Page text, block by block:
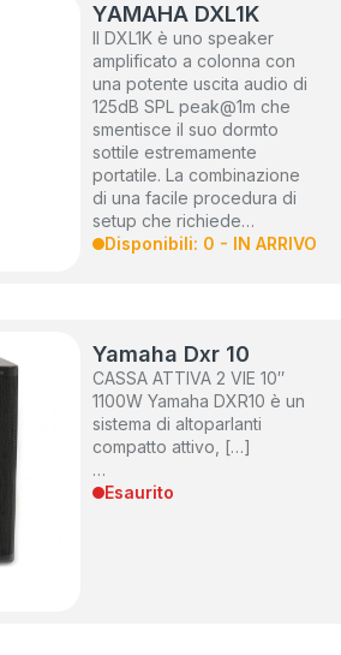
YAMAHA DXL1K
Il DXL1K è uno speaker
amplificato a colonna con
una potente uscita audio di
125dB SPL peak@1m che
smentisce il suo dormto
sottile estremamente
portatile. La combinazione
di una facile procedura di
setup che richiede…
Disponibili: 0 - IN ARRIVO
Yamaha Dxr 10
CASSA ATTIVA 2 VIE 10″
1100W Yamaha DXR10 è un
sistema di altoparlanti
compatto attivo, […]
…
Esaurito